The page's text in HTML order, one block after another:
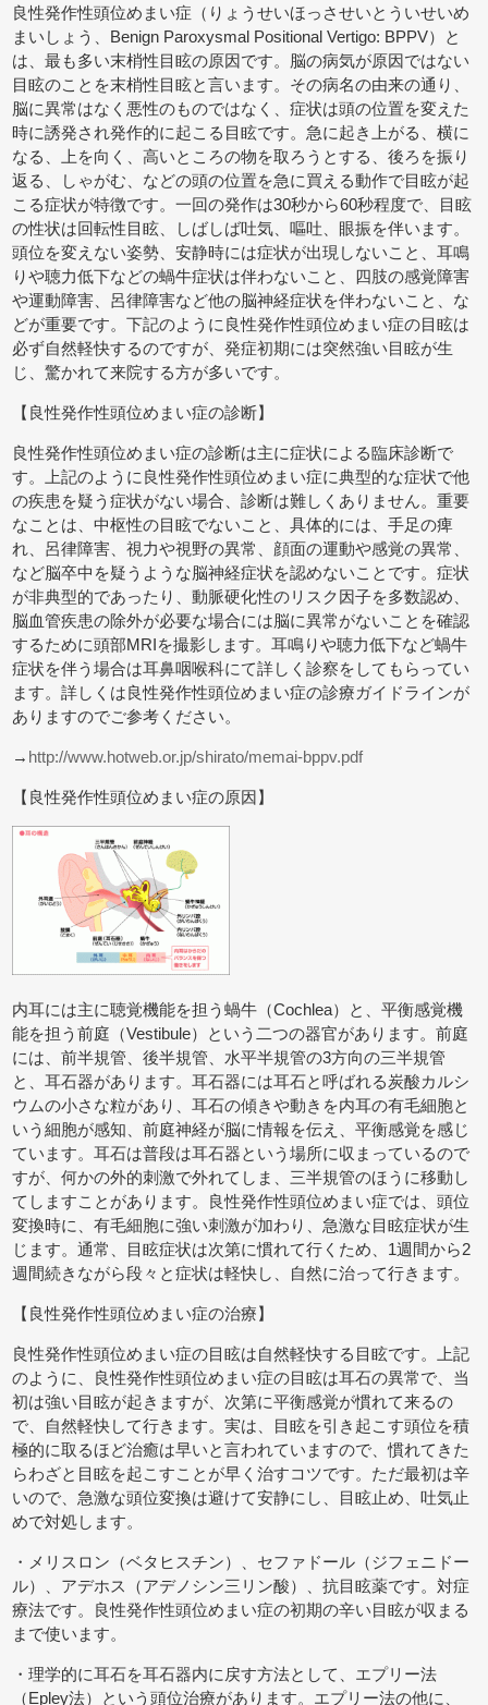
良性発作性頭位めまい症（りょうせいほっさせいとういせいめ
まいしょう、Benign Paroxysmal Positional Vertigo: BPPV）と
は、最も多い末梢性目眩の原因です。脳の病気が原因ではない
目眩のことを末梢性目眩と言います。その病名の由来の通り、
脳に異常はなく悪性のものではなく、症状は頭の位置を変えた
時に誘発され発作的に起こる目眩です。急に起き上がる、横に
なる、上を向く、高いところの物を取ろうとする、後ろを振り
返る、しゃがむ、などの頭の位置を急に買える動作で目眩が起
こる症状が特徴です。一回の発作は30秒から60秒程度で、目眩
の性状は回転性目眩、しばしば吐気、嘔吐、眼振を伴います。
頭位を変えない姿勢、安静時には症状が出現しないこと、耳鳴
りや聴力低下などの蝸牛症状は伴わないこと、四肢の感覚障害
や運動障害、呂律障害など他の脳神経症状を伴わないこと、な
どが重要です。下記のように良性発作性頭位めまい症の目眩は
必ず自然軽快するのですが、発症初期には突然強い目眩が生
じ、驚かれて来院する方が多いです。
【良性発作性頭位めまい症の診断】
良性発作性頭位めまい症の診断は主に症状による臨床診断で
す。上記のように良性発作性頭位めまい症に典型的な症状で他
の疾患を疑う症状がない場合、診断は難しくありません。重要
なことは、中枢性の目眩でないこと、具体的には、手足の痺
れ、呂律障害、視力や視野の異常、顔面の運動や感覚の異常、
など脳卒中を疑うような脳神経症状を認めないことです。症状
が非典型的であったり、動脈硬化性のリスク因子を多数認め、
脳血管疾患の除外が必要な場合には脳に異常がないことを確認
するために頭部MRIを撮影します。耳鳴りや聴力低下など蝸牛
症状を伴う場合は耳鼻咽喉科にて詳しく診察をしてもらってい
ます。詳しくは良性発作性頭位めまい症の診療ガイドラインが
ありますのでご参考ください。
→ http://www.hotweb.or.jp/shirato/memai-bppv.pdf
【良性発作性頭位めまい症の原因】
内耳には主に聴覚機能を担う蝸牛（Cochlea）と、平衡感覚機
能を担う前庭（Vestibule）という二つの器官があります。前庭
には、前半規管、後半規管、水平半規管の3方向の三半規管
と、耳石器があります。耳石器には耳石と呼ばれる炭酸カルシ
ウムの小さな粒があり、耳石の傾きや動きを内耳の有毛細胞と
いう細胞が感知、前庭神経が脳に情報を伝え、平衡感覚を感じ
ています。耳石は普段は耳石器という場所に収まっているので
すが、何かの外的刺激で外れてしま、三半規管のほうに移動し
てしますことがあります。良性発作性頭位めまい症では、頭位
変換時に、有毛細胞に強い刺激が加わり、急激な目眩症状が生
じます。通常、目眩症状は次第に慣れて行くため、1週間から2
週間続きながら段々と症状は軽快し、自然に治って行きます。
【良性発作性頭位めまい症の治療】
良性発作性頭位めまい症の目眩は自然軽快する目眩です。上記
のように、良性発作性頭位めまい症の目眩は耳石の異常で、当
初は強い目眩が起きますが、次第に平衡感覚が慣れて来るの
で、自然軽快して行きます。実は、目眩を引き起こす頭位を積
極的に取るほど治癒は早いと言われていますので、慣れてきた
らわざと目眩を起こすことが早く治すコツです。ただ最初は辛
いので、急激な頭位変換は避けて安静にし、目眩止め、吐気止
めで対処します。
・メリスロン（ベタヒスチン）、セファドール（ジフェニドー
ル）、アデホス（アデノシン三リン酸）、抗目眩薬です。対症
療法です。良性発作性頭位めまい症の初期の辛い目眩が収まる
まで使います。
・理学的に耳石を耳石器内に戻す方法として、エプリー法
（Epley法）という頭位治療があります。エプリー法の他に、